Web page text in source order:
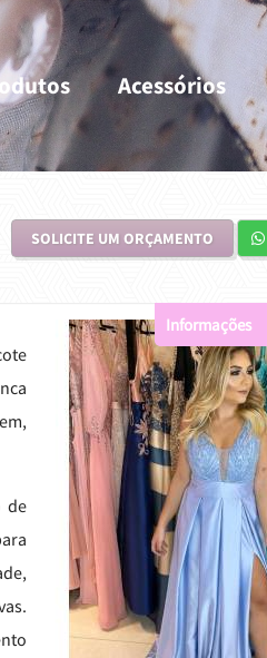
Acessórios
SOLICITE UM ORÇAMENTO
de
Informações